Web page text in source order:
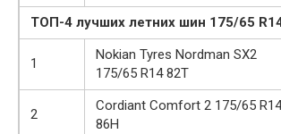
ТОП-4 лучших летних шин 175/65
1
Nokian Tyres Nordman SX2
175/65 R14 82T
2
Cordiant Comfort 2 175/65 R14
86H